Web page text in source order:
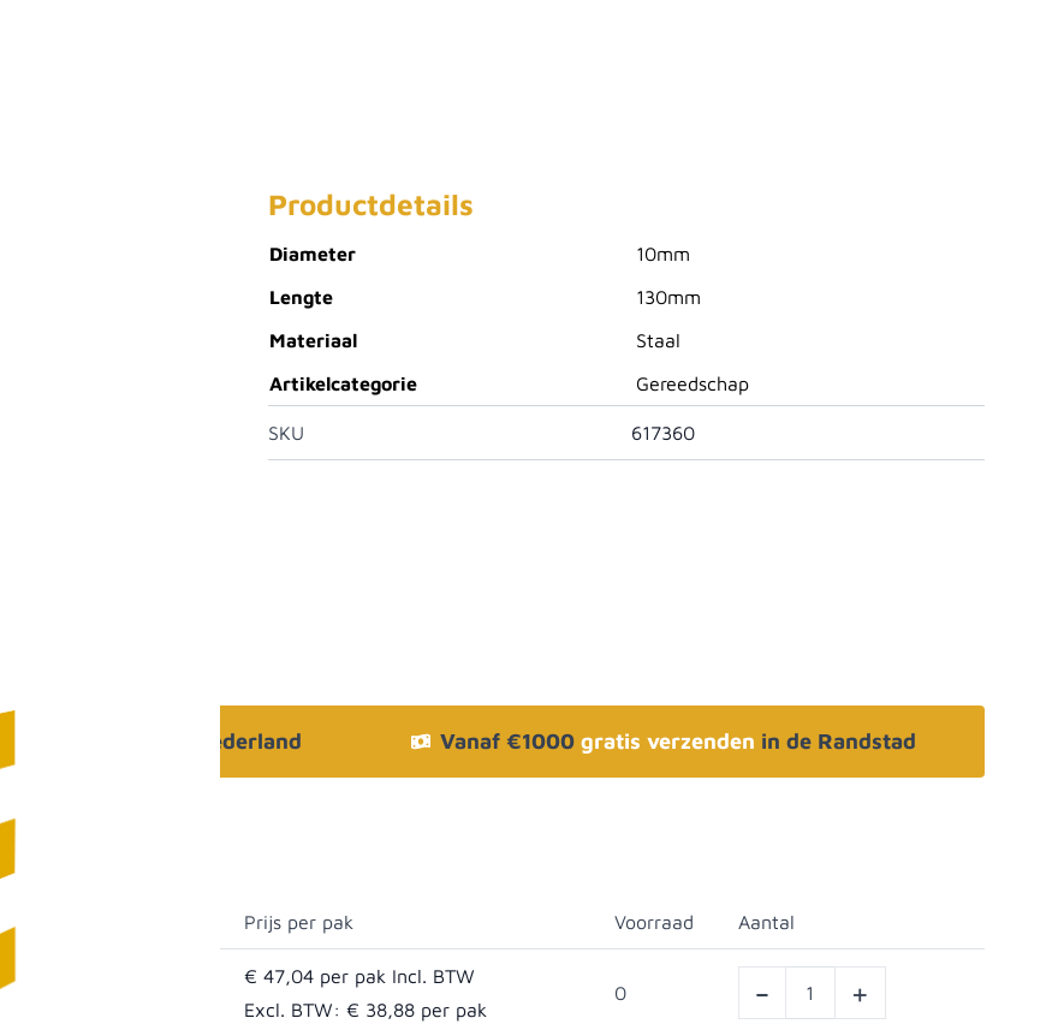
Productdetails
Diameter
10mm
Lengte
130mm
Materiaal
Staal
Artikelcategorie
Gereedschap
SKU 617360
Bezorgen in heel Nederland Vanaf €1000 gratis verzenden in de Randstad
Prijs per pak Voorraad Aantal
€ 47,04
Excl. BTW: € 38,88
0 - +